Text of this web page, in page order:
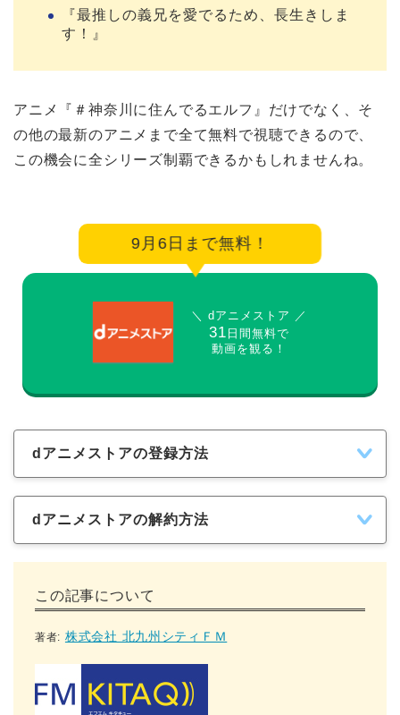
『最推しの義兄を愛でるため、長生きしま
す！』
アニメ『＃神奈川に住んでるエルフ』だけでなく、そ
の他の最新のアニメまで全て無料で視聴できるので、
この機会に全シリーズ制覇できるかもしれませんね。
9月6日まで無料！
＼ dアニメストア ／
31 日間無料で
動画を観る！
dアニメストアの登録方法
dアニメストアの解約方法
この記事について
著者: 株式会社 北九州シティＦＭ